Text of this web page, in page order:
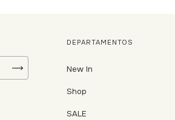
DEPARTAMENTOS
New In
Shop
SALE